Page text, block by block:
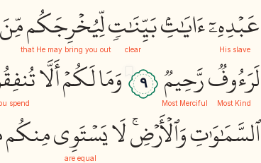
عَبۡدِهِۦٓ
His slave
ءَايَٰتِۢبَيِّنَٰتٖ
clear
لِّيُخۡرِجَكُم
that He may bring you out
مِّنَ
لَرَءُوفٞ
Most Kind
رَّحِيمٞ
Most Merciful
٩ وَمَالَكُمۡأَلَّا
spend
ٱلسَّمَٰوَٰتِوَٱلۡأَرۡضِۚلَايَسۡتَوِي
are equal
مِنكُم